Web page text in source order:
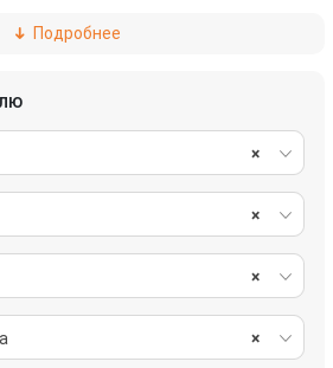
катушка зажигания
Подробнее
×
×
×
×